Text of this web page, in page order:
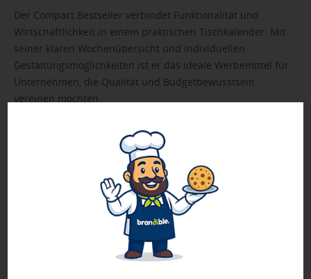
Der Compact Bestseller verbindet Funktionalität und
Wirtschaftlichkeit in einem praktischen Tischkalender. Mit
seiner klaren Wochenübersicht und individuellen
Gestaltungsmöglichkeiten ist er das ideale Werbemittel für
Unternehmen, die Qualität und Budgetbewusstsein
vereinen möchten.
• Kalendarium: Deutsch 3sprachig D/GB/F; je Woche 2
Seiten; Stundeneinteilung von 8 bis 20 Uhr auf dem unteren
Blatt; Notizraum und 3-Monats-Übersicht auf dem oberen
Blatt; Informationsteil
• Umfang: 112 Seiten
• Verarbeitung: Wire-O-Bindung weiß
• Einband: Karton individuell
• Werbefläche: kompletter Einband (Ober- und Unterdeckel)